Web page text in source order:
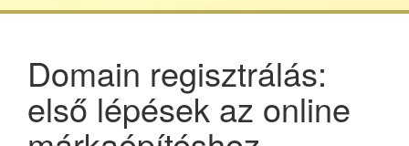
Domain regisztrálás:
első lépések az online